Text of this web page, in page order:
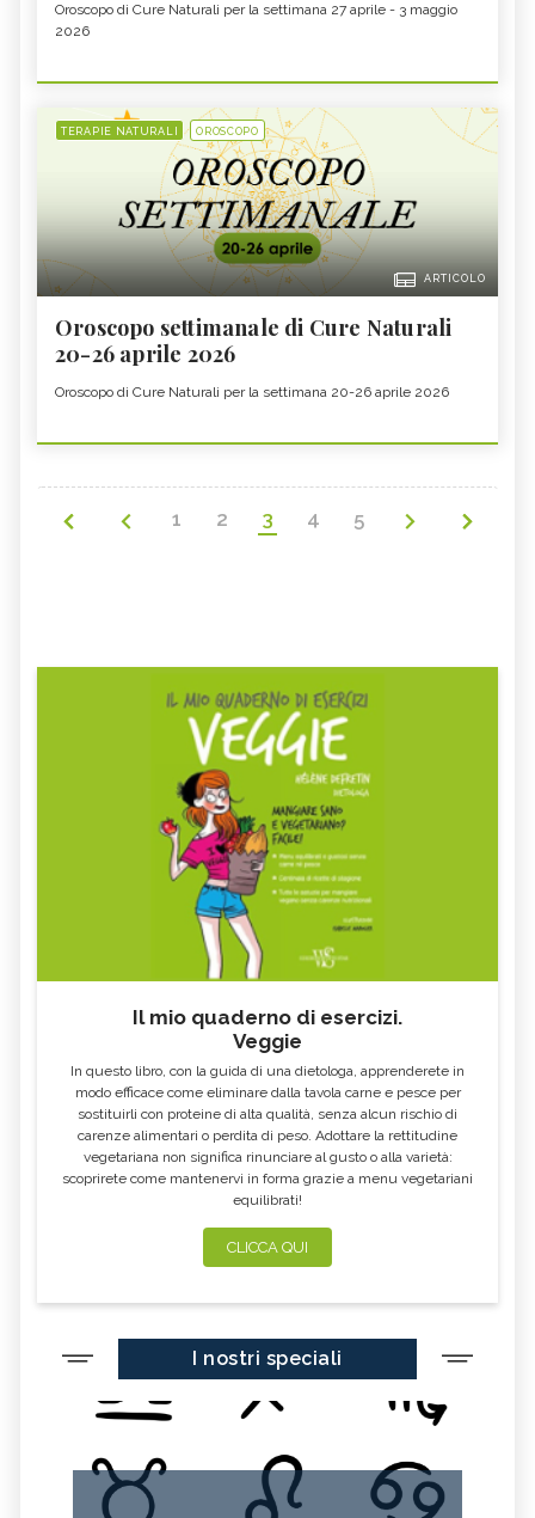
Oroscopo di Cure Naturali per la settimana 27 aprile - 3 maggio
2026
TERAPIE NATURALI OROSCOPO
ARTICOLO
Oroscopo settimanale di Cure Naturali
20-26 aprile 2026
Oroscopo di Cure Naturali per la settimana 20-26 aprile 2026
1 2 3 4 5
Il mio quaderno di esercizi.
Veggie
In questo libro, con la guida di una dietologa, apprenderete in
modo efficace come eliminare dalla tavola carne e pesce per
sostituirli con proteine di alta qualità, senza alcun rischio di
carenze alimentari o perdita di peso. Adottare la rettitudine
vegetariana non significa rinunciare al gusto o alla varietà:
scoprirete come mantenervi in forma grazie a menu vegetariani
equilibrati!
CLICCA QUI
I nostri speciali